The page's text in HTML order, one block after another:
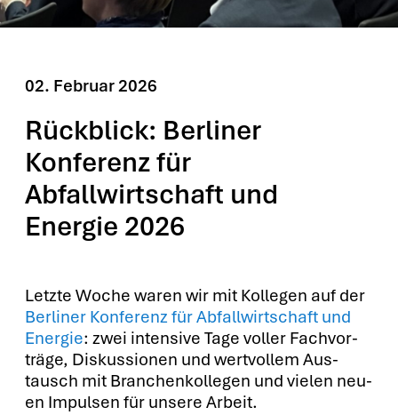
02. Febru­ar 2026
Rückblick: Berliner
Konferenz für
Abfallwirtschaft und
Energie 2026
Letz­te Woche waren wir mit Kol­le­gen auf der
Ber­li­ner Kon­fe­renz für Abfall­wirt­schaft und
Ener­gie: zwei inten­si­ve Tage vol­ler Fach­vor­
trä­ge, Dis­kus­sio­nen und wert­vol­lem Aus­
tausch mit Bran­chen­kol­le­gen und vie­len neu­
en Impul­sen für unse­re Arbeit.